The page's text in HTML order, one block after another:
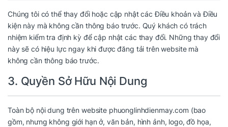
Chúng tôi có thể thay đổi hoặc cập nhật các Điều khoản và Điều
kiện này mà không cần thông báo trước. Quý khách có trách
nhiệm kiểm tra định kỳ để cập nhật các thay đổi. Những thay đổi
này sẽ có hiệu lực ngay khi được đăng tải trên website mà
không cần thông báo trước.
3. Quyền Sở Hữu Nội Dung
Toàn bộ nội dung trên website phuonglinhdienmay.com (bao
gồm, nhưng không giới hạn ở, văn bản, hình ảnh, logo, đồ họa,